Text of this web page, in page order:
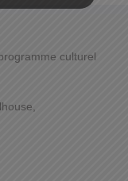
culturel